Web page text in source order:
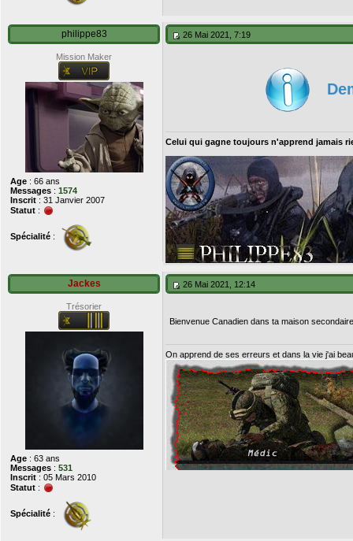
philippe83
Mission Maker
Age : 66 ans
Messages : 1574
Inscrit : 31 Janvier 2007
Statut :
Spécialité :
26 Mai 2021, 7:19
Celui qui gagne toujours n'apprend jamais
Jackes
Trésorier
Age : 63 ans
Messages : 531
Inscrit : 05 Mars 2010
Statut :
Spécialité :
26 Mai 2021, 12:14
Bienvenue Canadien dans ta maison
On apprend de ses erreurs et dans la vie j'ai